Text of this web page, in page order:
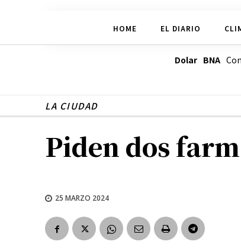
HOME EL DIARIO
Dolar BNA
LA CIUDAD
Piden dos
25 MARZO 2024